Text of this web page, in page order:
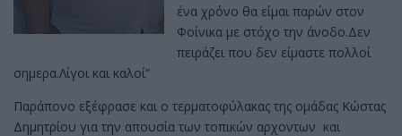
ένα χρόνο θα είμαι παρών στον
Φοίνικα με στόχο την άνοδο.Δεν
πειράζει που δεν είμαστε πολλοί
σημερα.Λίγοι και καλοί”
Παράπονο εξέφρασε και ο τερματοφύλακας της ομάδας Κώστας
Δημητρίου για την απουσία των τοπικών αρχοντων και